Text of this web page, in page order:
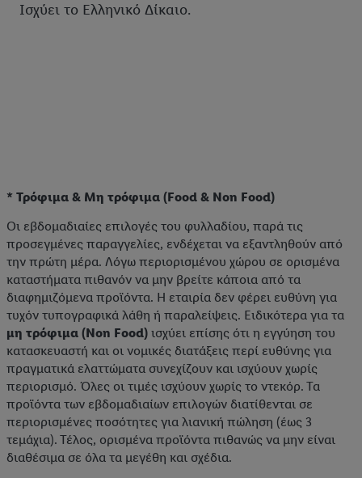
Ισχύει το Ελληνικό Δίκαιο.
* Τρόφιμα & Μη τρόφιμα (Food & Non Food)
Οι εβδομαδιαίες επιλογές του φυλλαδίου, παρά τις
προσεγμένες παραγγελίες, ενδέχεται να εξαντληθούν από
την πρώτη μέρα. Λόγω περιορισμένου χώρου σε ορισμένα
καταστήματα πιθανόν να μην βρείτε κάποια από τα
διαφημιζόμενα προϊόντα. Η εταιρία δεν φέρει ευθύνη για
τυχόν τυπογραφικά λάθη ή παραλείψεις. Ειδικότερα για τα
μη τρόφιμα (Non Food) ισχύει επίσης ότι η εγγύηση του
κατασκευαστή και οι νομικές διατάξεις περί ευθύνης για
πραγματικά ελαττώματα συνεχίζουν και ισχύουν χωρίς
περιορισμό. Όλες οι τιμές ισχύουν χωρίς το ντεκόρ. Τα
προϊόντα των εβδομαδιαίων επιλογών διατίθενται σε
περιορισμένες ποσότητες για λιανική πώληση (έως 3
τεμάχια). Τέλος, ορισμένα προϊόντα πιθανώς να μην είναι
διαθέσιμα σε όλα τα μεγέθη και σχέδια.